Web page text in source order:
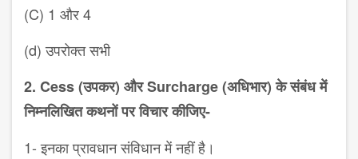
(C) 1 और4
(d)उपरोक्त सभी
2. Cess(उपकर) औरSurcharge(अधिभार) के संबंध में
निम्नलिखित कथनोंपर विचार कीजिए-
1-इनका प्रावधान संविधान में नहीं है।